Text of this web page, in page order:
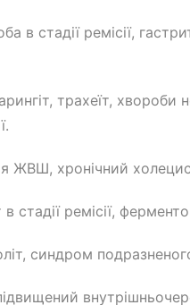
стадії ремісії,
трахеїт,
ЖВШ, хронічний
ремісії,
синдром